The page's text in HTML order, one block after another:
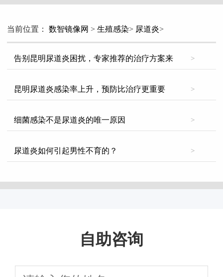
当前位置： 数智镜像网 > 生殖感染> 尿道炎>
告别昆明尿道炎困扰，专家推荐的治疗方案来 >
昆明尿道炎感染率上升，预防比治疗更重要 >
细菌感染不是尿道炎的唯一原因 >
尿道炎如何引起男性不育的？ >
自助咨询